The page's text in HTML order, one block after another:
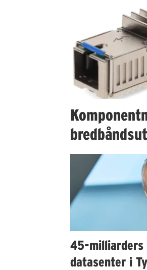
45-
datasenter i